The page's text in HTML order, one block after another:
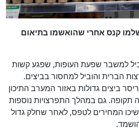
קנס אחרי שהואשמו בתיאום
למשבר שפעת העופות, שפגע קשות
הברית והוביל למחסור בביצים.
מחיר תריסר ביצים גדולות באזור המערב התיכון
תקופה. גם במהלך התפרצויות נוספות
2024 ו-2025 המשיכו המחירים לטפס, לאחר שחלק גדול